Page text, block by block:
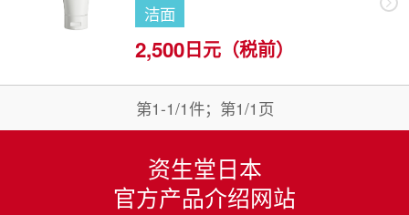
洁面
2,500日元（税前）
第1-1/1件；第1/1页
资生堂日本
官方产品介绍网站